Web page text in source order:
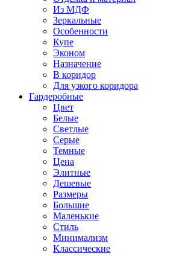
Из МДФ
Зеркальные
Особенности
Купе
Эконом
Назначение
В коридор
Для узкого коридора
Гардеробные
Цвет
Белые
Светлые
Серые
Темные
Цена
Элитные
Дешевые
Размеры
Большие
Маленькие
Стиль
Минимализм
Классические